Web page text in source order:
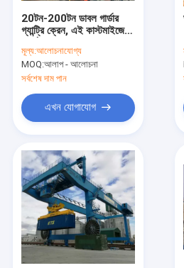
20টন-200টন ডাবল গার্ডার
গ্যান্ট্রি ক্রেন, এই কাস্টমাইজেশন
মূল্য:আলোচনাযোগ্য
MOQ:আলাপ - আলোচনা
সর্বশেষ দাম পান
এখন যোগাযোগ